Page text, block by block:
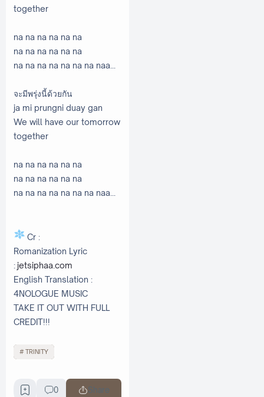
together
na na na na na na
na na na na na na
na na na na na na na naa...
จะมีพรุ่งนี้ด้วยกัน
ja mi prungni duay gan
We will have our tomorrow
together
na na na na na na
na na na na na na
na na na na na na na naa...
Cr :
Romanization Lyric
:jetsiphaa.com
English Translation :
4NOLOGUE MUSIC
TAKE IT OUT WITH FULL
CREDIT!!!
TRINITY
0 Share